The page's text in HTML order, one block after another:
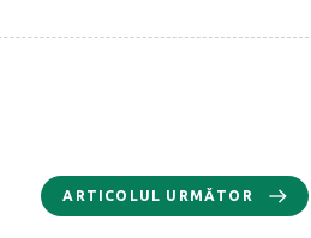
ARTICOLUL URMĂTOR